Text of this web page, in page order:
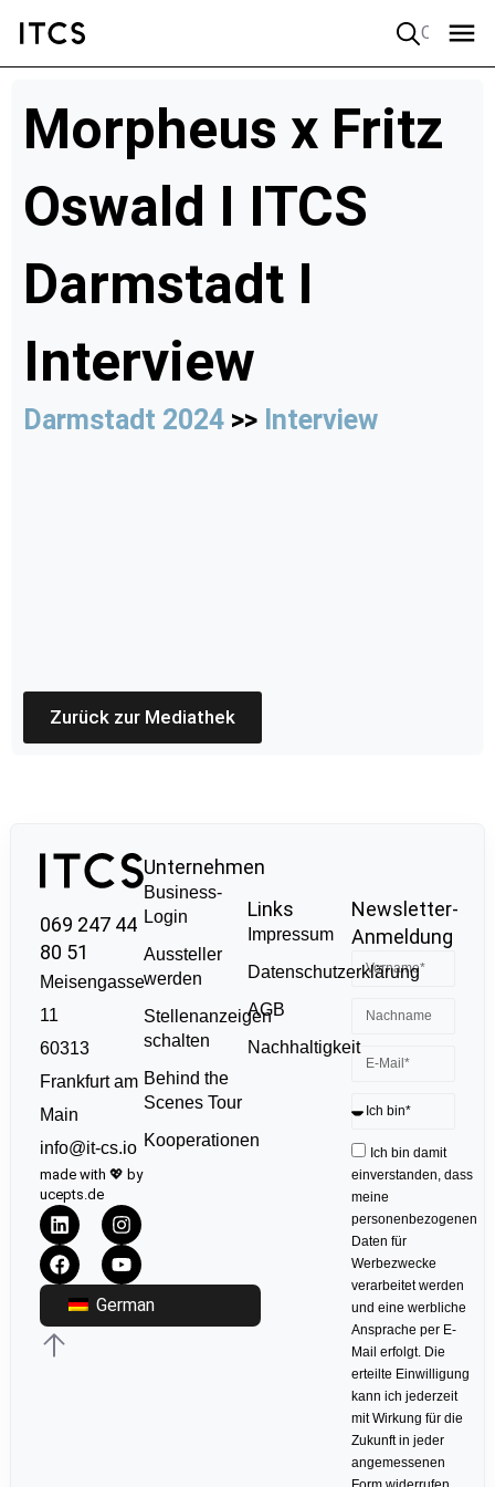
Morpheus x Fritz
Oswald I ITCS
Darmstadt I
Interview
Darmstadt 2024 >> Interview
Zurück zur Mediathek
069 247 44
80 51
Meisengasse
11
60313
Frankfurt am
Main
info@it-cs.io
made with 💖 by
ucepts.de
German
Unternehmen
Business-
Login
Aussteller
werden
Stellenanzeigen
schalten
Behind the
Scenes Tour
Kooperationen
Links
Impressum
Datenschutzerklärung
AGB
Nachhaltigkeit
Newsletter-
Anmeldung
Ich bin damit
einverstanden, dass
meine
personenbezogenen
Daten für
Werbezwecke
verarbeitet werden
und eine werbliche
Ansprache per E-
Mail erfolgt. Die
erteilte Einwilligung
kann ich jederzeit
mit Wirkung für die
Zukunft in jeder
angemessenen